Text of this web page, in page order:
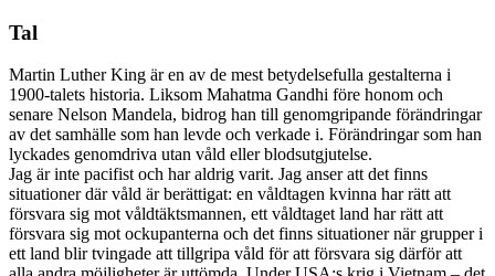
Tal
Martin Luther King är en av de mest betydelsefulla gestalterna i
1900-talets historia. Liksom Mahatma Gandhi före honom och
senare Nelson Mandela, bidrog han till genomgripande förändringar
av det samhälle som han levde och verkade i. Förändringar som han
lyckades genomdriva utan våld eller blodsutgjutelse.
Jag är inte pacifist och har aldrig varit. Jag anser att det finns
situationer där våld är berättigat: en våldtagen kvinna har rätt att
försvara sig mot våldtäktsmannen, ett våldtaget land har rätt att
försvara sig mot ockupanterna och det finns situationer när grupper i
ett land blir tvingade att tillgripa våld för att försvara sig därför att